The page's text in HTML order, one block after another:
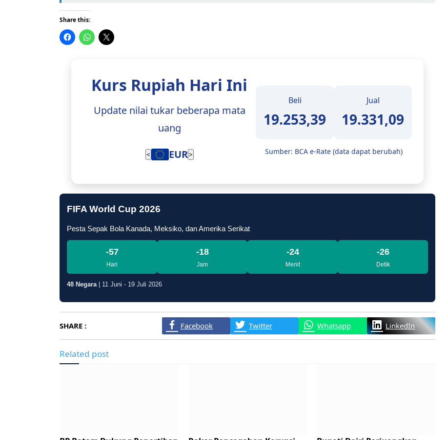
Share this:
Kurs Rupiah Hari Ini
Update nilai tukar beberapa mata
uang
< EUR>
Beli
19.253,39
Jual
19.331,09
Sumber: BCA e-Rate (data dapat berubah)
FIFA World Cup 2026
Pesta Sepak Bola Kanada, Meksiko, dan Amerika Serikat
-57
Hari
-18
Jam
-24
Menit
-28
Detik
48 Negara| 11 Juni - 19 Juli 2026
SHARE : Facebook Twitter Whatsapp LinkedIn
Related post